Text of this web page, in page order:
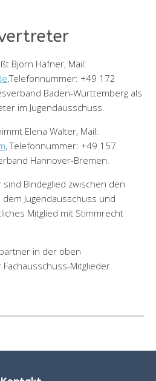
Björn Hafner, Mail:
,Telefonnummer: +49 172
Baden-Württemberg als
im Jugendausschuss.
Elena Walter, Mail:
, Telefonnummer: +49 157
Hannover-Bremen.
Bindeglied zwischen den
Jugendausschuss und
Mitglied mit Stimmrecht
in der oben
Mitglieder.